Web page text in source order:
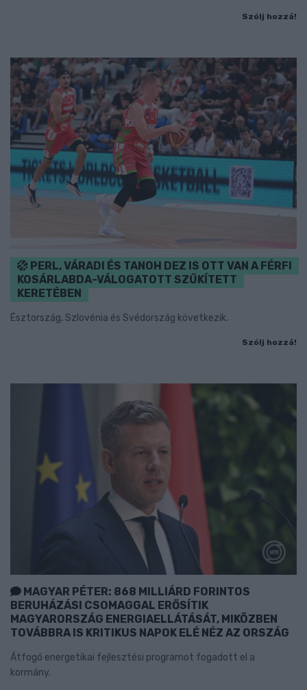
Szólj hozzá!
PERL, VÁRADI ÉS TANOH DEZ IS OTT VAN A FÉRFI
KOSÁRLABDA-VÁLOGATOTT SZŰKÍTETT
KERETÉBEN
Észtország, Szlovénia és Svédország következik.
Szólj hozzá!
MAGYAR PÉTER: 868 MILLIÁRD FORINTOS
BERUHÁZÁSI CSOMAGGAL ERŐSÍTIK
MAGYARORSZÁG ENERGIAELLÁTÁSÁT, MIKÖZBEN
TOVÁBBRA IS KRITIKUS NAPOK ELÉ NÉZ AZ ORSZÁG
Átfogó energetikai fejlesztési programot fogadott el a
kormány.